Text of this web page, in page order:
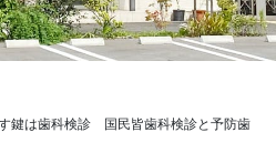
鍵は歯科検診 国民皆歯科検診と予防歯